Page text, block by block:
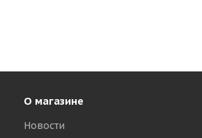
О магазине
Новости